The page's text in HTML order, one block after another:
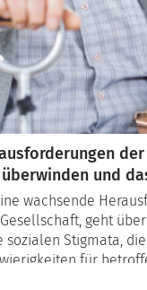
der
und
wachsende
geht
sozialen Stigmata,
für